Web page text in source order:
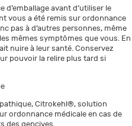
avant d’utiliser le
vous a été remis sur ordonnance
pas à d’autres personnes, même
mêmes symptômes que vous. En
nuire à leur santé. Conservez
pouvoir la relire plus tard si
Citrokehl®, solution
ordonnance médicale en cas de
des gencives.